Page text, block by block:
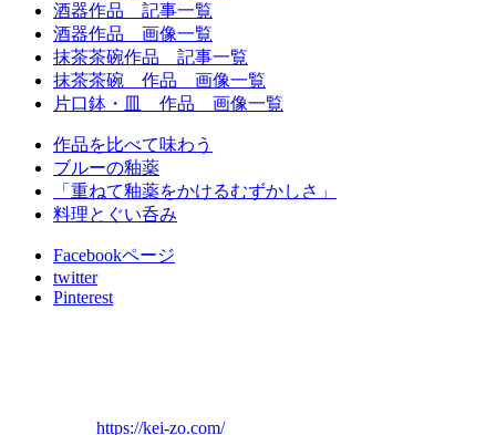
酒器作品 記事一覧
酒器作品 画像一覧
抹茶茶碗作品 記事一覧
抹茶茶碗 作品 画像一覧
片口鉢・皿 作品 画像一覧
作品を比べて味わう
ブルーの釉薬
「重ねて釉薬をかけるむずかしさ」
料理とぐい呑み
Facebookページ
twitter
Pinterest
https://kei-zo.com/